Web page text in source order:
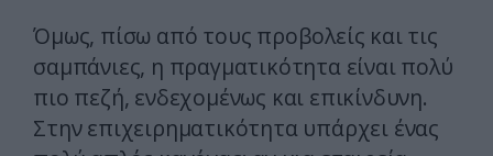
Όμως, πίσω από τους προβολείς και τις
σαμπάνιες, η πραγματικότητα είναι πολύ
πιο πεζή, ενδεχομένως και επικίνδυνη.
Στην επιχειρηματικότητα υπάρχει ένας